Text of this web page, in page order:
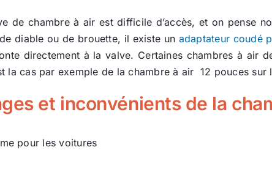
de chambre à air est difficile d’accès, et on pense
diable ou de brouette, il existe un adaptateur coudé
directement à la valve. Certaines chambres à air
la cas par exemple de la chambre à air 12 pouces
et inconvénients de la
pour les voitures